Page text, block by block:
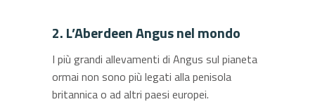
2. L’Aberdeen Angus nel mondo
I più grandi allevamenti di Angus sul pianeta
ormai non sono più legati alla penisola
britannica o ad altri paesi europei.